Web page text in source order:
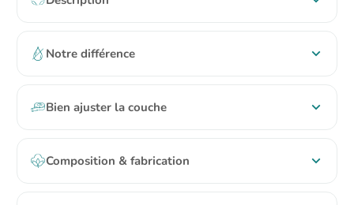
Notre différence
Bien ajuster la couche
Composition & fabrication